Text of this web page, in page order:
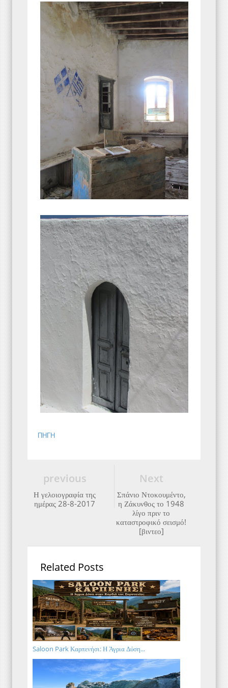
ΠΗΓΗ
Next
Σπάνιο Ντοκουμέντο,
η Ζάκυνθος το 1948
λίγο πριν το
καταστροφικό σεισμό!
[βιντεο]
previous
Η γελοιογραφία της
ημέρας 28-8-2017
Related Posts
Saloon Park Καρπενήσι: Η Άγρια Δύση...